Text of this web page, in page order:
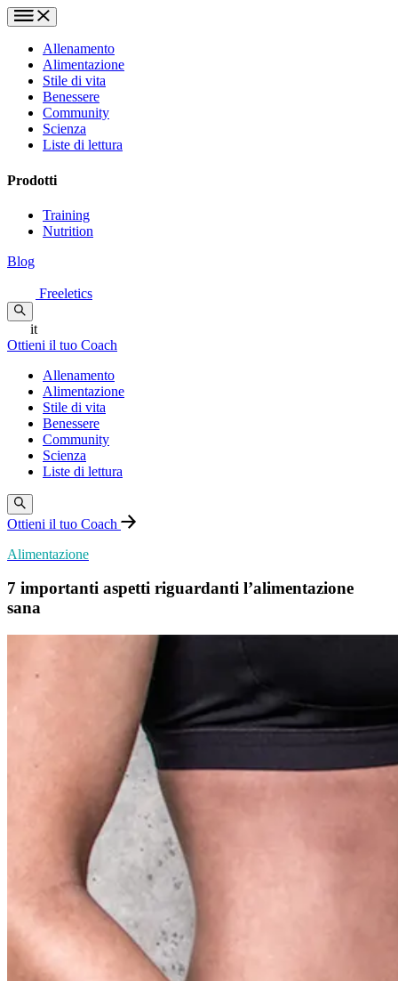
Allenamento
Alimentazione
Stile di vita
Benessere
Community
Scienza
Liste di lettura
Prodotti
Training
Nutrition
Blog
Freeletics
it
Ottieni il tuo Coach
Allenamento
Alimentazione
Stile di vita
Benessere
Community
Scienza
Liste di lettura
Ottieni il tuo Coach
Alimentazione
7 importanti aspetti riguardanti l’alimentazione
sana